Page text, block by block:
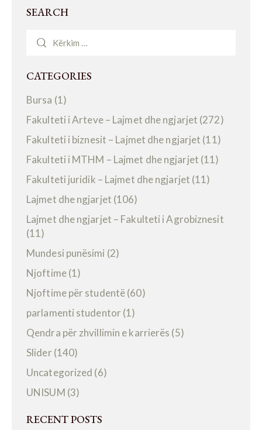
SEARCH
CATEGORIES
Bursa (1)
Fakulteti i Arteve – Lajmet dhe ngjarjet (272)
Fakulteti i biznesit – Lajmet dhe ngjarjet (11)
Fakulteti i MTHM – Lajmet dhe ngjarjet (11)
Fakulteti juridik – Lajmet dhe ngjarjet (11)
Lajmet dhe ngjarjet (106)
Lajmet dhe ngjarjet – Fakulteti i Agrobiznesit
(11)
Mundesi punësimi (2)
Njoftime(1)
Njoftime për studentë(60)
parlamenti studentor (1)
Qendra për zhvillimin e karrierës (5)
Slider (140)
Uncategorized (6)
UNISUM (3)
RECENT POSTS